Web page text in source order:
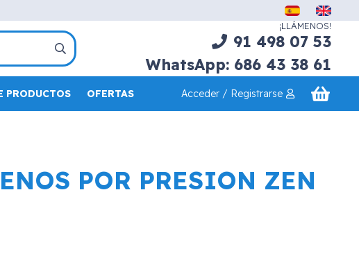
¡LLÁMENOS!
91 498 07 53
WhatsApp: 686 43 38 61
PRODUCTOS OFERTAS Acceder / Registrarse
POR PRESION ZEN